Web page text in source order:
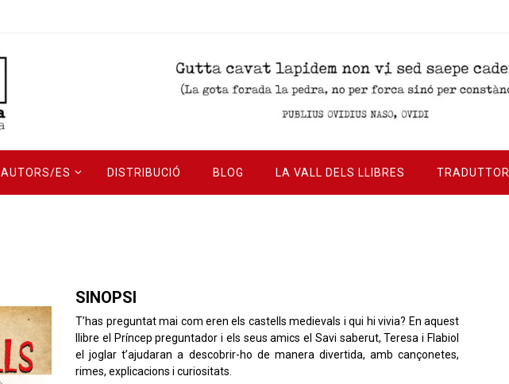
AUTORS/ES DISTRIBUCIÓ BLOG LA VALL DELS LLIBRES
SINOPSI
T’has preguntat mai com eren els castells medievals i qui hi vivia? En aquest
llibre el Príncep preguntador i els seus amics el Savi saberut, Teresa i Flabiol
el joglar t’ajudaran a descobrir-ho de manera divertida, amb cançonetes,
rimes, explicacions i curiositats.